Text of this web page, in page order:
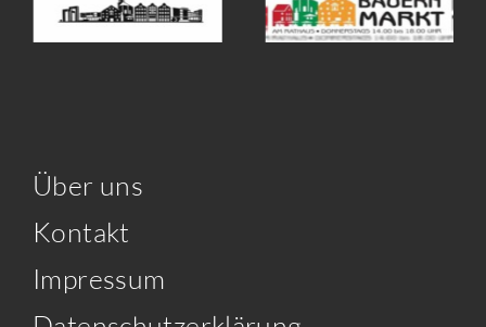
Über uns
Kontakt
Impressum